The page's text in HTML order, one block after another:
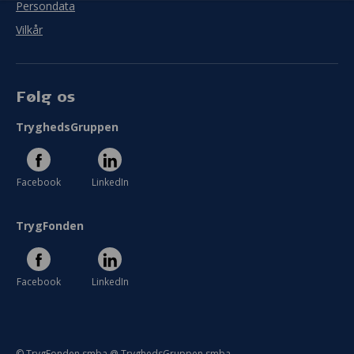
Persondata
Vilkår
Følg os
TryghedsGruppen
Facebook LinkedIn
TrygFonden
Facebook LinkedIn